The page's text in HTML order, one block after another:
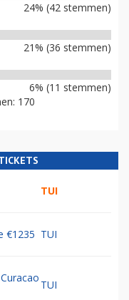
24% (42 stemmen)
21% (36 stemmen)
6% (11 stemmen)
170
TUI
€1235 TUI
TUI